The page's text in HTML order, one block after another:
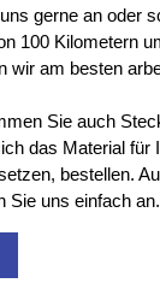
gerne an oder
100 Kilometern
wir am besten
Sie auch
das Material für
bestellen.
Sie uns einfach an.